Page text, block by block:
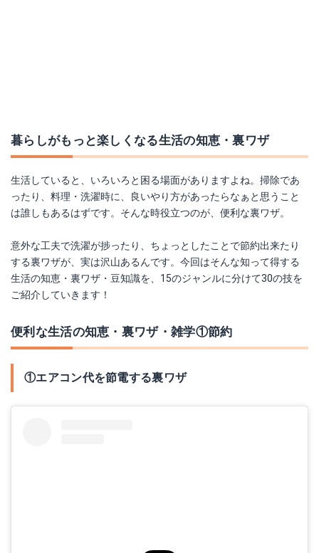
暮らしがもっと楽しくなる生活の知恵・裏ワザ
生活していると、いろいろと困る場面がありますよね。掃除であ
ったり、料理・洗濯時に、良いやり方があったらなぁと思うこと
は誰しもあるはずです。そんな時役立つのが、便利な裏ワザ。
意外な工夫で洗濯が捗ったり、ちょっとしたことで節約出来たり
する裏ワザが、実は沢山あるんです。今回はそんな知って得する
生活の知恵・裏ワザ・豆知識を、15のジャンルに分けて30の技を
ご紹介していきます！
便利な生活の知恵・裏ワザ・雑学①節約
①エアコン代を節電する裏ワザ